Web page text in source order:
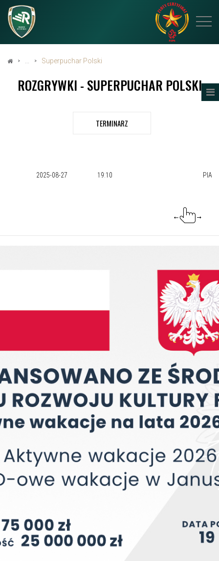
Superpuchar Polski
ROZGRYWKI - SUPERPUCHAR POLSKI
TERMINARZ
2025-08-27 19:10